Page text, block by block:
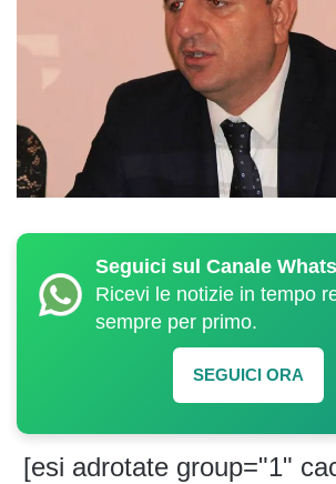
Seguici sul Canale
Ricevi le notizie in tempo
sempre per primo.
SEGUICI ORA
[esi adrotate group="1"